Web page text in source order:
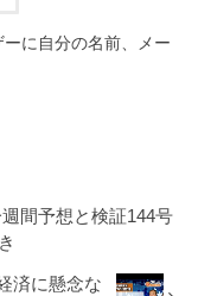
に自分の名前、メー
間予想と検証144号
済に懸念な